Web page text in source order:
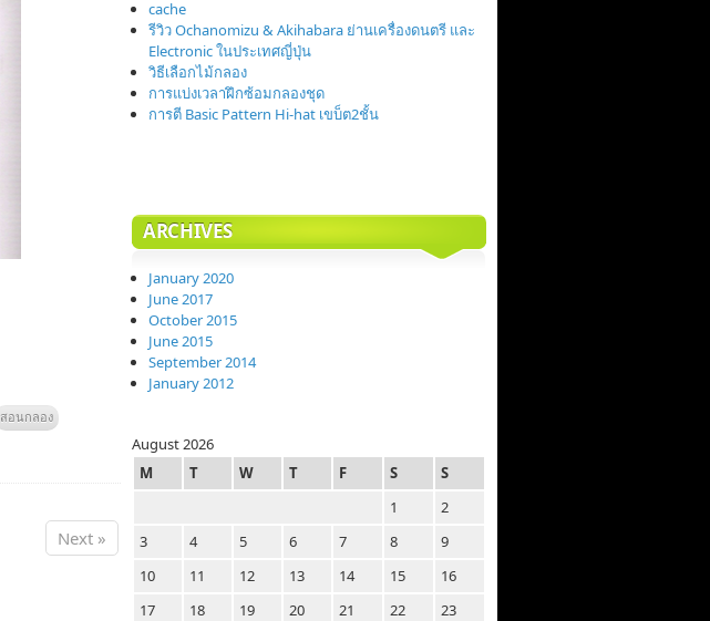
สอนกลอง
Next »
cache
รีวิว Ochanomizu & Akihabara ย่านเครื่องดนตรี และ
Electronic ในประเทศญี่ปุ่น
วิธีเลือกไม้กลอง
การแบ่งเวลาฝึกซ้อมกลองชุด
การตี Basic Pattern Hi-hat เขบ็ต2ชั้น
ARCHIVES
January 2020
June 2017
October 2015
June 2015
September 2014
January 2012
August 2026
M
T W T F S
S
1
2
3
4 5 6 7 8
9
10
11 12 13 14 15
16
17
18 19 20 21 22
23